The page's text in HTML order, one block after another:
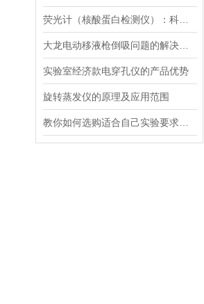
实验室经济款电穿孔仪的产品优势
旋转蒸发仪的原理及应用范围